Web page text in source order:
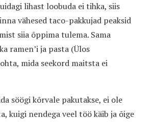
lihast loobuda ei tihka, siis
vähesed taco-pakkujad peaksid
siia õppima tulema. Sama
ramen’i ja pasta (Ülos
mida seekord maitsta ei
söögi kõrvale pakutakse, ei ole
kuigi nendega veel töö käib ja õige